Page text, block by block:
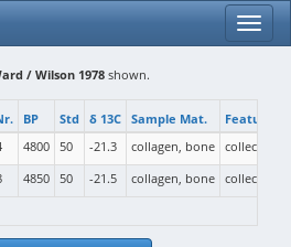
/ Wilson 1978shown.
BP Std δ 13C Sample Mat.
Feature
4800 50 -21.3 collagen, bone collective
4850 50 -21.5 collagen, bone collective